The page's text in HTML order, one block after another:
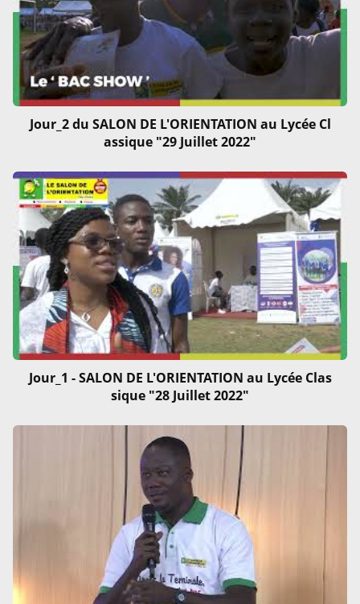
Jour_2 du SALON DE L'ORIENTATION au Lycée Cl
assique "29 Juillet 2022"
Jour_1 - SALON DE L'ORIENTATION au Lycée Clas
sique "28 Juillet 2022"